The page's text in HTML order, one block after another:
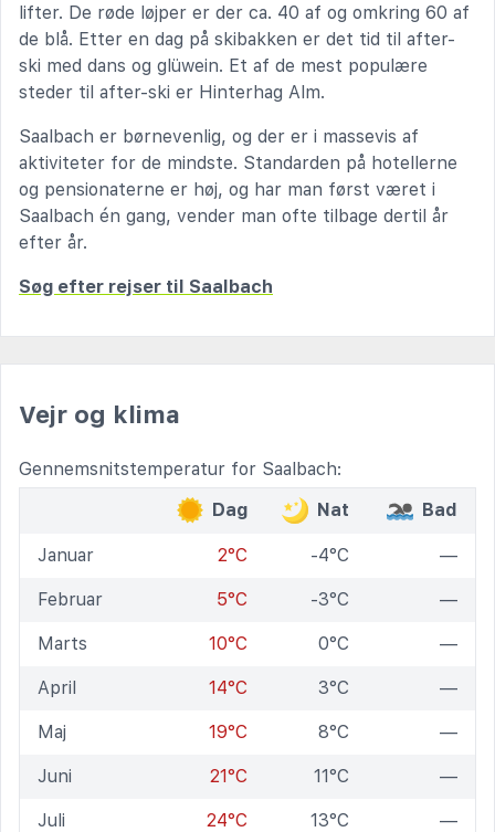
lifter. De røde løjper er der ca. 40 af og omkring 60 af
de blå. Etter en dag på skibakken er det tid til after-
ski med dans og glüwein. Et af de mest populære
steder til after-ski er Hinterhag Alm.
Saalbach er børnevenlig, og der er i massevis af
aktiviteter for de mindste. Standarden på hotellerne
og pensionaterne er høj, og har man først været i
Saalbach én gang, vender man ofte tilbage dertil år
efter år.
Søg efter rejser til Saalbach
Vejr og klima
Gennemsnitstemperatur for Saalbach:
Dag
Nat Bad
Januar 2°C -4°C —
Februar 5°C -3°C —
Marts 10°C 0°C —
April 14°C 3°C —
Maj 19°C 8°C —
Juni 21°C 11°C —
Juli 24°C 13°C —